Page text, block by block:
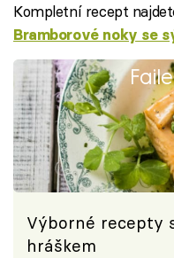
Kompletní recept
Bramborové noky se
Výborné recepty
hráškem